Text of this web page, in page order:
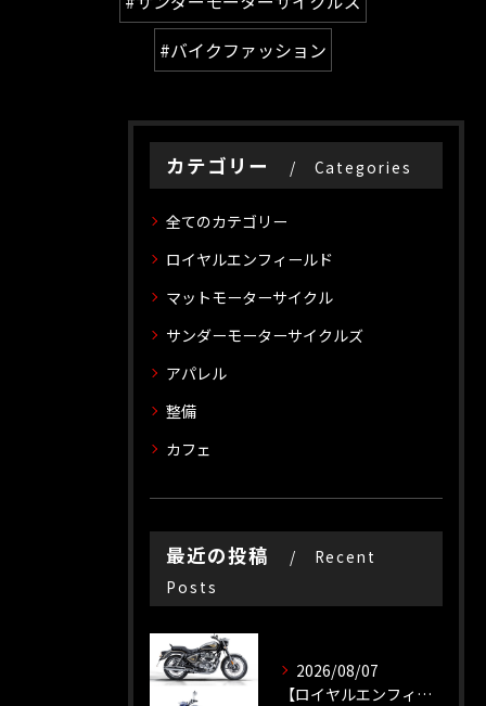
#バイクファッション
カテゴリー Categories
全てのカテゴリー
ロイヤルエンフィールド
マットモーターサイクル
サンダーモーターサイクルズ
アパレル
整備
カフェ
最近の投稿
Recent
Posts
2026/08/07
【ロイヤルエンフィールド】【新車種】